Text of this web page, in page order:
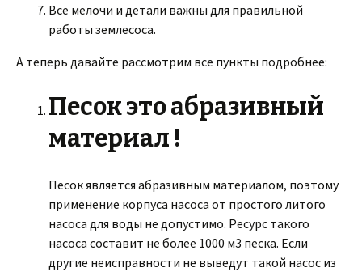
Все мелочи и детали важны для правильной
работы землесоса.
А теперь давайте рассмотрим все пункты подробнее:
Песок это абразивный
материал !
Песок является абразивным материалом, поэтому
применение корпуса насоса от простого литого
насоса для воды не допустимо. Ресурс такого
насоса составит не более 1000 м3 песка. Если
другие неисправности не выведут такой насос из